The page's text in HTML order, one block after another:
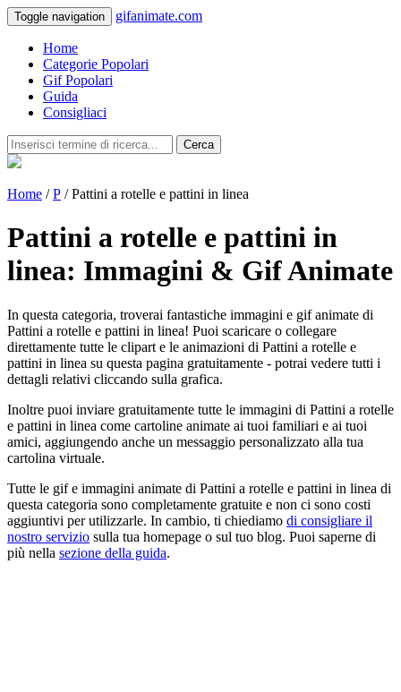
Toggle navigation gifanimate.com
Home
Categorie Popolari
Gif Popolari
Guida
Consigliaci
Cerca
Home /P / Pattini a rotelle e pattini in linea
Pattini a rotelle e pattini in
linea: Immagini & Gif Animate
In questa categoria, troverai fantastiche immagini e gif animate di
Pattini a rotelle e pattini in linea! Puoi scaricare o collegare
direttamente tutte le clipart e le animazioni di Pattini a rotelle e
pattini in linea su questa pagina gratuitamente - potrai vedere tutti i
dettagli relativi cliccando sulla grafica.
Inoltre puoi inviare gratuitamente tutte le immagini di Pattini a rotelle
e pattini in linea come cartoline animate ai tuoi familiari e ai tuoi
amici, aggiungendo anche un messaggio personalizzato alla tua
cartolina virtuale.
Tutte le gif e immagini animate di Pattini a rotelle e pattini in linea di
questa categoria sono completamente gratuite e non ci sono costi
aggiuntivi per utilizzarle. In cambio, ti chiediamo di consigliare il
nostro servizio sulla tua homepage o sul tuo blog. Puoi saperne di
più nella sezione della guida.